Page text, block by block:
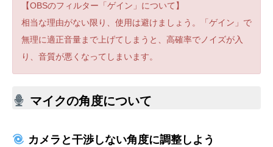
【OBSのフィルター「ゲイン」について】
相当な理由がない限り、使用は避けましょう。「ゲイン」で
無理に適正音量まで上げてしまうと、高確率でノイズが入
り、音質が悪くなってしまいます。
マイクの角度について
カメラと干渉しない角度に調整しよう